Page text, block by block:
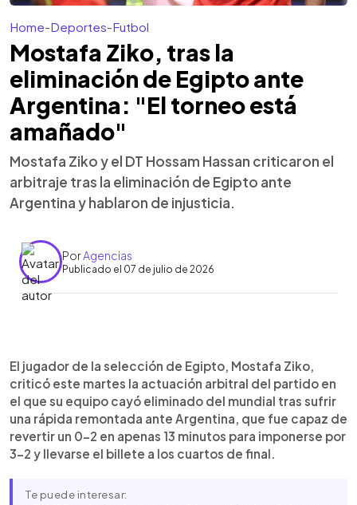
Home-Deportes-Futbol
Mostafa Ziko, tras la
eliminación de Egipto ante
Argentina: "El torneo está
amañado"
Mostafa Ziko y el DT Hossam Hassan criticaron el
arbitraje tras la eliminación de Egipto ante
Argentina y hablaron de injusticia.
PorAgencias
Publicado el 07 de julio de 2026
► Escuchar artículo
Mostafa Ziko criticó duramente el arbitraje tras la
eliminación de Egipto ante Argentina en los
octavos del Mundial 2026. El atacante, autor del
0-2 al minuto 67, cuestionó la remontada
argentina y afirmó que “la Copa está dirigida hacia
Argentina”. También reclamó la anulación de otro
gol por el VAR. El seleccionador Hossam Hassan
una “injusticia”, mereció ganar y fue afectado por
El jugador de la selección de Egipto, Mostafa Ziko,
criticó este martes la actuación arbitral del partido en
el que su equipo cayó eliminado del mundial tras sufrir
una rápida remontada ante Argentina, que fue capaz de
revertir un 0-2 en apenas 13 minutos para imponerse por
3-2 y llevarse el billete a los cuartos de final.
Te puede interesar: